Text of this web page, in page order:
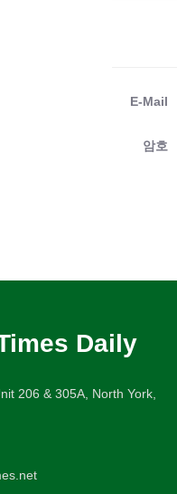
E-Mail
암호
Daily
206 & 305A, North York,